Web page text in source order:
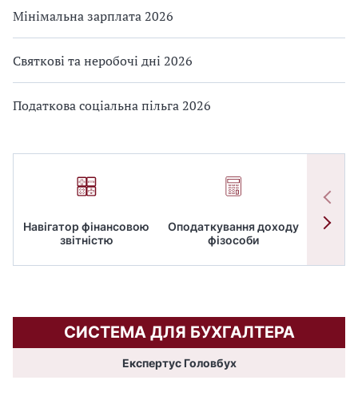
Мінімальна зарплата 2026
Святкові та неробочі дні 2026
Податкова соціальна пільга 2026
Навігатор фінансовою
звітністю
Оподаткування доходу
фізособи
СИСТЕМА ДЛЯ БУХГАЛТЕРА
Експертус Головбух